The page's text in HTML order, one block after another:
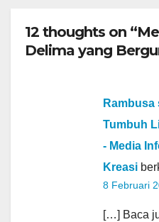
12 thoughts on
Delima yang
Rambusa
Tumbuh
- Media
Kreasi
8 Februari
[…] Baca